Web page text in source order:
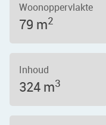
Woonoppervlakte
79 m2
Inhoud
324 m3